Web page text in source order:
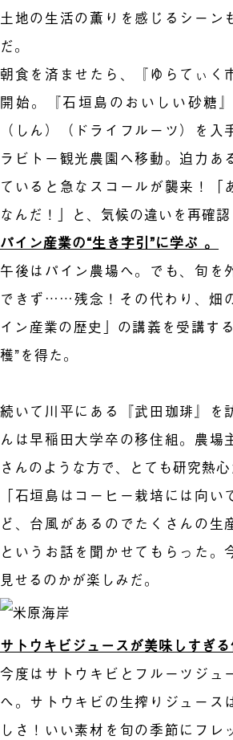
土地の生活の薫りを感じるシーン
だ。
朝食を済ませたら、『ゆらてぃく
開始。『石垣島のおいしい砂糖
（しん）（ドライフルーツ）を
ラビトー観光農園へ移動。迫力あ
ていると急なスコールが襲来！「
なんだ！」と、気候の違いを再確認
パイン産業の“生き字引”に学ぶ 。
午後はパイン農場へ。でも、旬を
できず……残念！その代わり、畑
イン産業の歴史」の講義を受講す
穫”を得た。
続いて川平にある『武田珈琲』を
んは早稲田大学卒の移住組。農場
さんのような方で、とても研究熱心
「石垣島はコーヒー栽培には向い
ど、台風があるのでたくさんの生
というお話を聞かせてもらった。
見せるのかが楽しみだ。
サトウキビジュースが美味しすぎる
今度はサトウキビとフルーツジュ
へ。サトウキビの生搾りジュース
しさ！いい素材を旬の季節にフレ